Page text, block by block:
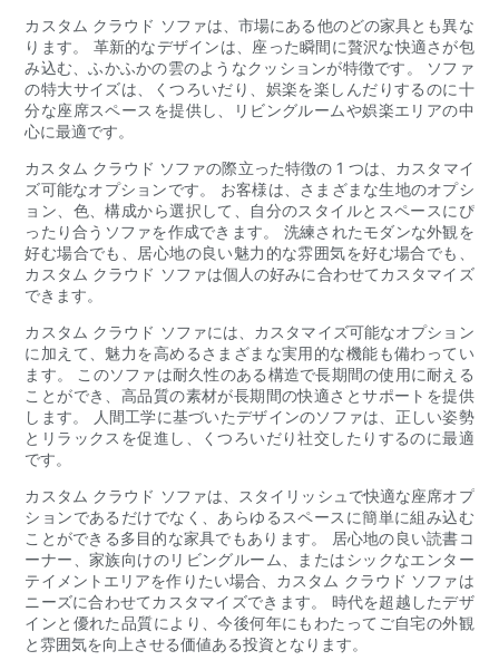
カスタム クラウド ソファは、市場にある他のどの家具とも異な
ります。 革新的なデザインは、座った瞬間に贅沢な快適さが包
み込む、ふかふかの雲のようなクッションが特徴です。 ソファ
の特大サイズは、くつろいだり、娯楽を楽しんだりするのに十
分な座席スペースを提供し、リビングルームや娯楽エリアの中
心に最適です。
カスタム クラウド ソファの際立った特徴の 1 つは、カスタマイ
ズ可能なオプションです。 お客様は、さまざまな生地のオプシ
ョン、色、構成から選択して、自分のスタイルとスペースにぴ
ったり合うソファを作成できます。 洗練されたモダンな外観を
好む場合でも、居心地の良い魅力的な雰囲気を好む場合でも、
カスタム クラウド ソファは個人の好みに合わせてカスタマイズ
できます。
カスタム クラウド ソファには、カスタマイズ可能なオプション
に加えて、魅力を高めるさまざまな実用的な機能も備わってい
ます。 このソファは耐久性のある構造で長期間の使用に耐える
ことができ、高品質の素材が長期間の快適さとサポートを提供
します。 人間工学に基づいたデザインのソファは、正しい姿勢
とリラックスを促進し、くつろいだり社交したりするのに最適
です。
カスタム クラウド ソファは、スタイリッシュで快適な座席オプ
ションであるだけでなく、あらゆるスペースに簡単に組み込む
ことができる多目的な家具でもあります。 居心地の良い読書コ
ーナー、家族向けのリビングルーム、またはシックなエンター
テイメントエリアを作りたい場合、カスタム クラウド ソファは
ニーズに合わせてカスタマイズできます。 時代を超越したデザ
インと優れた品質により、今後何年にもわたってご自宅の外観
と雰囲気を向上させる価値ある投資となります。